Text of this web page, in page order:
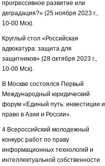
прогрессивное развитие или
деградация?» (25 ноября 2023 г.,
10-00 Мск).
Круглый стол «Российская
адвокатура: защита для
защитников» (28 октября 2023 г.,
10-00 Мск).
В Москве состоялся Первый
Международный юридический
форум «Единый путь: инвестиции и
право в Азии и России».
4 Всероссийский молодежный
конкурс работ по праву
информационных технологий и
интеллектуальной собственности